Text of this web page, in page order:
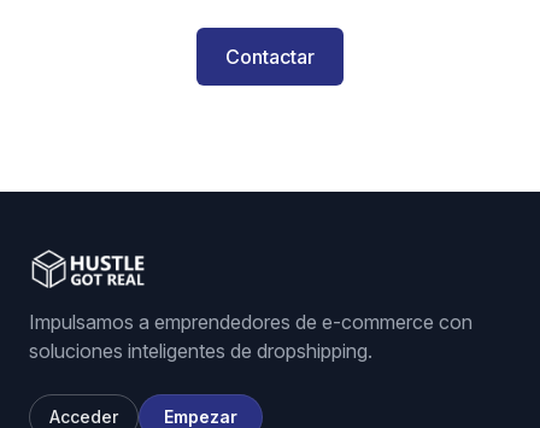
Contactar
Impulsamos a emprendedores de e-commerce con
soluciones inteligentes de dropshipping.
Acceder Empezar